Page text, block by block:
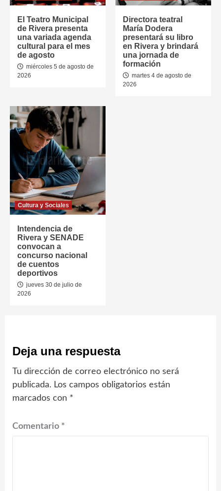
El Teatro Municipal
de Rivera presenta
una variada agenda
cultural para el mes
de agosto
miércoles 5 de agosto de
2026
Directora teatral
María Dodera
presentará su libro
en Rivera y brindará
una jornada de
formación
martes 4 de agosto de
2026
Cultura y Sociales
Intendencia de
Rivera y SENADE
convocan a
concurso nacional
de cuentos
deportivos
jueves 30 de julio de
2026
Deja una respuesta
Tu dirección de correo electrónico no será
publicada. Los campos obligatorios están
marcados con *
Comentario *